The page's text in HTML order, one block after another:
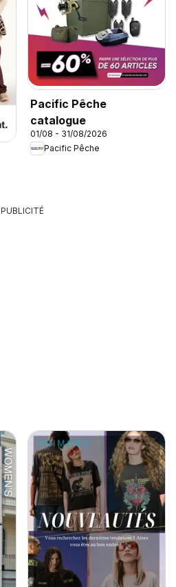
Pacific Pêche
catalogue
01/08 - 31/08/2026
Pacific Pêche
PUBLICITÉ